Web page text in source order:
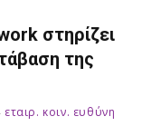
στηρίζει
της
εταιρ. κοιν. ευθύνη